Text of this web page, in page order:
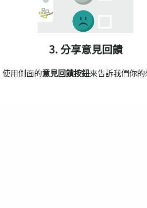
3. 分享意見回饋
使用側面的意見回饋按鈕來告訴我們你的